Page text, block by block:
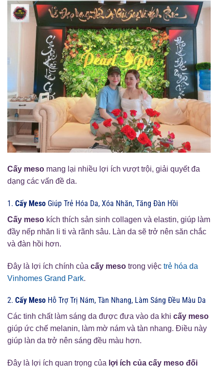
Cấy meso mang lại nhiều lợi ích vượt trội, giải quyết đa
dạng các vấn đề da.
1. Cấy Meso Giúp Trẻ Hóa Da, Xóa Nhăn, Tăng Đàn Hồi
Cấy meso kích thích sản sinh collagen và elastin, giúp làm
đầy nếp nhăn li ti và rãnh sâu. Làn da sẽ trở nên săn chắc
và đàn hồi hơn.
Đây là lợi ích chính của cấy meso trong việc trẻ hóa da
Vinhomes Grand Park.
2. Cấy Meso Hỗ Trợ Trị Nám, Tàn Nhang, Làm Sáng Đều Màu Da
Các tinh chất làm sáng da được đưa vào da khi cấy meso
giúp ức chế melanin, làm mờ nám và tàn nhang. Điều này
giúp làn da trở nên sáng đều màu hơn.
Đây là lợi ích quan trọng của lợi ích của cấy meso đối